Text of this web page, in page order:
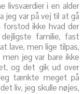
livsværdier i en alder
jeg var på vej til at gå
ikke hvad der
familie, fast
lave, men lige tilpas,
jeg var bare ikke
og det gik ud over
tænkte meget på
liv, jeg skulle nøjes,